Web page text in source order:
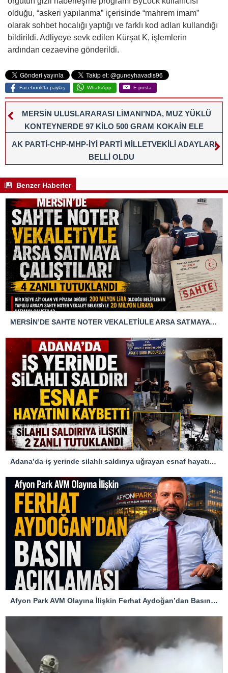
olduğu, “askeri yapılanma” içerisinde “mahrem imam”
olarak sohbet hocalığı yaptığı ve farklı kod adları kullandığı
bildirildi. Adliyeye sevk edilen Kürşat K, işlemlerin
ardından cezaevine gönderildi.
Facebook'ta paylaş WhatsApp E-posta
MERSİN ULUSLARARASI LİMANI’NDA, MUZ YÜKLÜ
KONTEYNERDE 97 KİLO 500 GRAM KOKAİN ELE
GEÇİRİLDİ
AK PARTİ-CHP-MHP-İYİ PARTİ MİLLETVEKİLİ ADAYLARI
BELLİ OLDU
Benzer Haberler
MERSİN’DE SAHTE NOTER VEKALETİULE ARSA SATMAYA ÇALIŞTIRLAR
Adana’da iş yerinde silahlı saldırıya uğrayan esnaf hayatını kaybetti
Afyon Park AVM Olayına İlişkin Ferhat Aydoğan’dan Basın Açıklaması